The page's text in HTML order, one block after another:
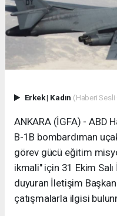
Erkek| Kadın (Haberi Sesli
ANKARA (İGFA) - ABD
B-1B bombardıman
görev gücü eğitim
ikmali" için 31 Ekim
duyuran İletişim
çatışmalarla ilgisi